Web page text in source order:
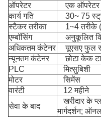
ऑपरेटर
एक ऑपरेटर
कार्य गति
30~ 75
स्टैकर तरीका
1~4 तरीके
एम्बॉसिंग
अनुकूलित
अधिकतम कंटेनर
यूएसए फुल
न्यूनतम कंटेनर
छोटा केक
PLC
मित्सुबिशी
मोटर
सिमेंस
वारंटी
12 महीने
सेवा के बाद
खरीदार के
मार्गदर्शन;